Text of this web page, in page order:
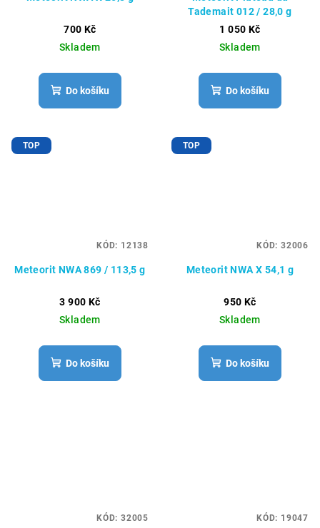
700 Kč
Skladem
Do košíku
Tademait 012 / 28,0 g
1 050 Kč
Skladem
Do košíku
TOP
Meteorit NWA 869 / 113,5 g
3 900 Kč
Skladem
Do košíku
KÓD: 12138
TOP
Meteorit NWA X 54,1 g
950 Kč
Skladem
Do košíku
KÓD:32006
KÓD:32005 KÓD: 19047